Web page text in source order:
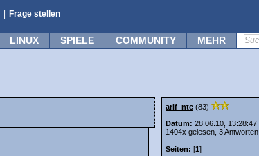
Frage stellen
LINUX SPIELE COMMUNITY MEHR
arif_ntc (83)
Datum: 28.06.10, 13:28:47
1404x gelesen, 3 Antworten.
Seiten: [1]